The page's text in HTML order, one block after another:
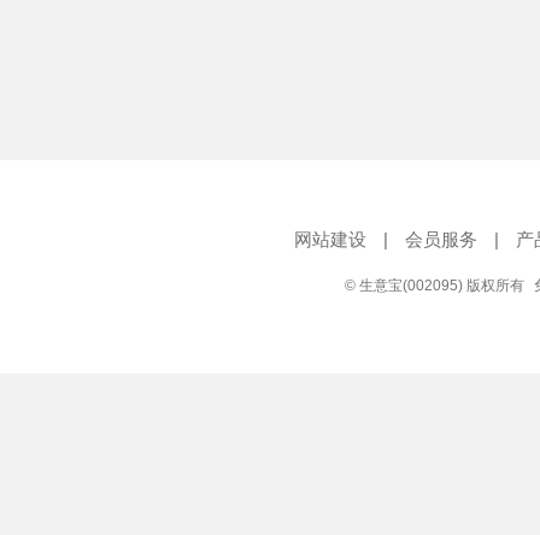
网站建设 | 会员服务 | 产
© 生意宝(002095) 版权所有